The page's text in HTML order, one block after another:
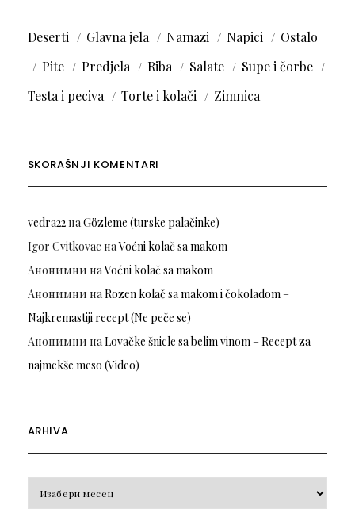
Deserti Glavna jela Namazi Napici
Ostalo
Pite
Predjela Riba Salate
Supe i čorbe
Testa i peciva
Torte i kolači Zimnica
SKORAŠNJI KOMENTARI
vedra22наGözleme (turske palačinke)
Igor Cvitkovac наVoćni kolač sa makom
Анонимни наVoćni kolač sa makom
Анонимни наRozen kolač sa makom i čokoladom –
Najkremastiji recept (Ne peče se)
Анонимни наLovačke šnicle sa belim vinom – Recept za
najmekše meso (Video)
ARHIVA